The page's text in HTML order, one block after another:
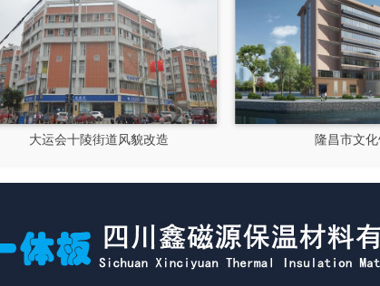
大运会十陵街道风貌改造 隆昌市文化馆